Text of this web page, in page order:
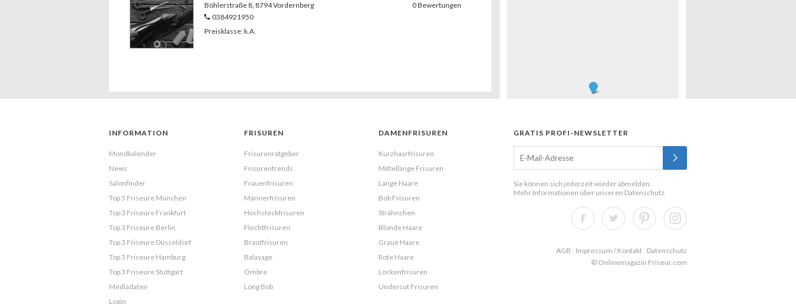
Böhlerstraße 8, 8794 Vordernberg
0384921950
Preisklasse: k.A.
0 Bewertungen
INFORMATION
Mondkalender
News
Salonfinder
Top 5 Friseure München
Top 3 Friseure Frankfurt
Top 3 Friseure Berlin
Top 3 Friseure Düsseldorf
Top 3 Friseure Hamburg
Top 3 Friseure Stuttgart
Mediadaten
Login
FRISUREN
Frisurenratgeber
Frisurentrends
Frauenfrisuren
Männerfrisuren
Hochsteckfrisuren
Flechtfrisuren
Brautfrisuren
Balayage
Ombre
Long Bob
DAMENFRISUREN
Kurzhaarfrisuren
Mittellange Frisuren
Lange Haare
Bob Frisuren
Strähnchen
Blonde Haare
Graue Haare
Rote Haare
Lockenfrisuren
Undercut Frisuren
GRATIS PROFI-NEWSLETTER
Sie können sich jederzeit wieder abmelden.
Mehr Informationen über unseren Datenschutz.
AGB Impressum / Kontakt
Datenschutz
© Onlinemagazin Friseur.com